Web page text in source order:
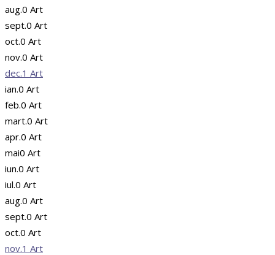
aug.0 Art
sept.0 Art
oct.0 Art
nov.0 Art
dec.1 Art
ian.0 Art
feb.0 Art
mart.0 Art
apr.0 Art
mai0 Art
iun.0 Art
iul.0 Art
aug.0 Art
sept.0 Art
oct.0 Art
nov.1 Art